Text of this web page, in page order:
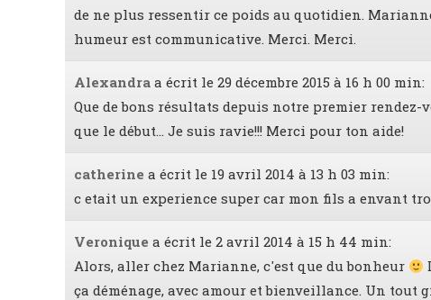
de ne plus ressentir ce poids au quotidien.
humeur est communicative. Merci. Merci.
Alexandra a écrit le 29 décembre 2015 à 16 h 00 min:
Que de bons résultats depuis notre premier
que le début... Je suis ravie!!! Merci pour ton aide!
catherine a écrit le 19 avril 2014 à 13 h 03 min:
c etait un experience super car mon fils a envant
Veronique a écrit le 2 avril 2014 à 15 h 44 min:
Alors, aller chez Marianne, c'est que du bonheur
ça déménage, avec amour et bienveillance. Un tout